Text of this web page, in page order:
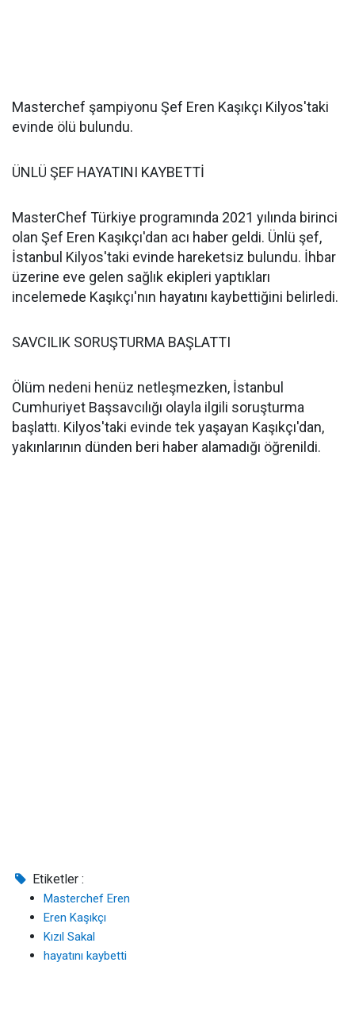
Masterchef şampiyonu Şef Eren Kaşıkçı Kilyos'taki
evinde ölü bulundu.
ÜNLÜ ŞEF HAYATINI KAYBETTİ
MasterChef Türkiye programında 2021 yılında birinci
olan Şef Eren Kaşıkçı'dan acı haber geldi. Ünlü şef,
İstanbul Kilyos'taki evinde hareketsiz bulundu. İhbar
üzerine eve gelen sağlık ekipleri yaptıkları
incelemede Kaşıkçı'nın hayatını kaybettiğini belirledi.
SAVCILIK SORUŞTURMA BAŞLATTI
Ölüm nedeni henüz netleşmezken, İstanbul
Cumhuriyet Başsavcılığı olayla ilgili soruşturma
başlattı. Kilyos'taki evinde tek yaşayan Kaşıkçı'dan,
yakınlarının dünden beri haber alamadığı öğrenildi.
Etiketler :
Masterchef Eren
Eren Kaşıkçı
Kızıl Sakal
hayatını kaybetti